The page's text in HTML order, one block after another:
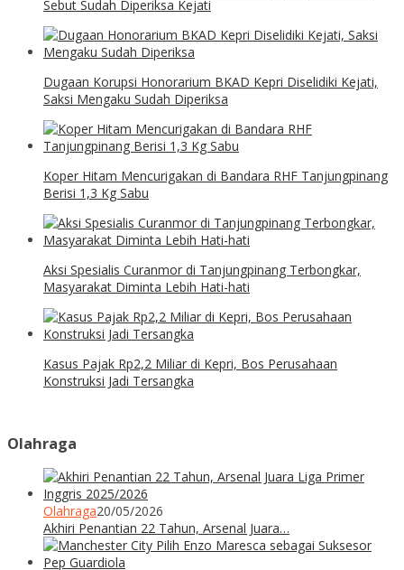
Sebut Sudah Diperiksa Kejati
Dugaan Korupsi Honorarium BKAD Kepri Diselidiki Kejati,
Saksi Mengaku Sudah Diperiksa
Koper Hitam Mencurigakan di Bandara RHF Tanjungpinang
Berisi 1,3 Kg Sabu
Aksi Spesialis Curanmor di Tanjungpinang Terbongkar,
Masyarakat Diminta Lebih Hati-hati
Kasus Pajak Rp2,2 Miliar di Kepri, Bos Perusahaan
Konstruksi Jadi Tersangka
Olahraga
Olahraga20/05/2026
Akhiri Penantian 22 Tahun, Arsenal Juara…